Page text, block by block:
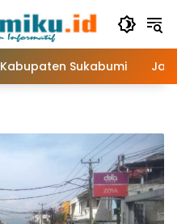
Kabupaten Sukabumi